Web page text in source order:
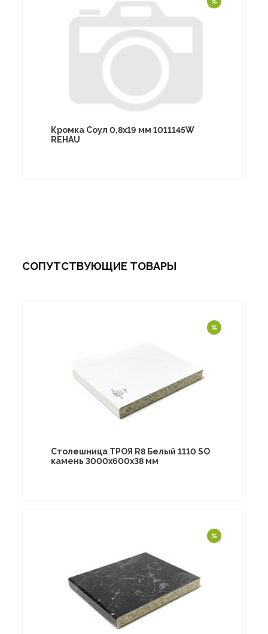
Кромка Соул 0,8х19 мм 1011145W
REHAU
СОПУТСТВУЮЩИЕ ТОВАРЫ
Столешница ТРОЯ R8 Белый 1110 SO
камень 3000х600х38 мм